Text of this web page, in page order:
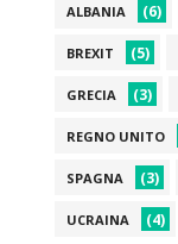
ALBANIA (6)
BREXIT (5)
GRECIA (3)
REGNO UNITO
SPAGNA (3)
UCRAINA (4)